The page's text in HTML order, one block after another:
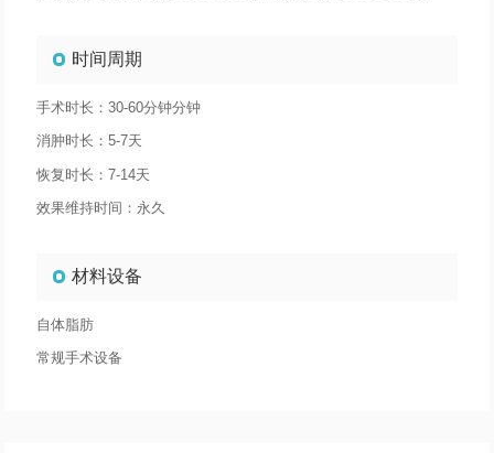
时间周期
手术时长：30-60分钟分钟
消肿时长：5-7天
恢复时长：7-14天
效果维持时间：永久
材料设备
自体脂肪
常规手术设备